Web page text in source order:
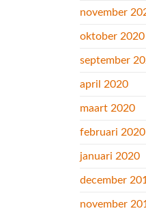
november
oktober 2020
september
april 2020
maart 2020
februari 2020
januari 2020
december
november